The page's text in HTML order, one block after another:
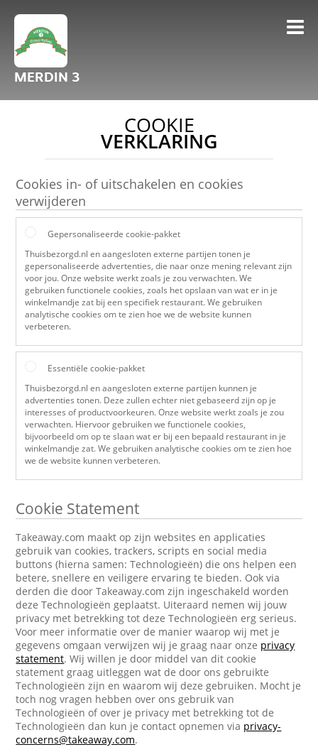
MERDIN 3
COOKIE
VERKLARING
Cookies in- of uitschakelen en cookies
verwijderen
Gepersonaliseerde cookie-pakket
Thuisbezorgd.nl en aangesloten externe partijen tonen je
gepersonaliseerde advertenties, die naar onze mening relevant zijn
voor jou. Onze website werkt zoals je zou verwachten. We
gebruiken functionele cookies, zoals het opslaan van wat er in je
winkelmandje zat bij een specifiek restaurant. We gebruiken
analytische cookies om te zien hoe we de website kunnen
verbeteren.
Essentiële cookie-pakket
Thuisbezorgd.nl en aangesloten externe partijen kunnen je
advertenties tonen. Deze zullen echter niet gebaseerd zijn op je
interesses of productvoorkeuren. Onze website werkt zoals je zou
verwachten. Hiervoor gebruiken we functionele cookies,
bijvoorbeeld om op te slaan wat er bij een bepaald restaurant in je
winkelmandje zat. We gebruiken analytische cookies om te zien hoe
we de website kunnen verbeteren.
Cookie Statement
Takeaway.com maakt op zijn websites en applicaties
gebruik van cookies, trackers, scripts en social media
buttons (hierna samen: Technologieën) die ons helpen een
betere, snellere en veiligere ervaring te bieden. Ook via
derden die door Takeaway.com zijn ingeschakeld worden
deze Technologieën geplaatst. Uiteraard nemen wij jouw
privacy met betrekking tot deze Technologieën erg serieus.
Voor meer informatie over de manier waarop wij met je
gegevens omgaan verwijzen wij je graag naar onze privacy
statement. Wij willen je door middel van dit cookie
statement graag uitleggen wat de door ons gebruikte
Technologieën zijn en waarom wij deze gebruiken. Mocht je
toch nog vragen hebben over ons gebruik van
Technologieën of over je privacy met betrekking tot de
Technologieën dan kun je contact opnemen via privacy-
concerns@takeaway.com.